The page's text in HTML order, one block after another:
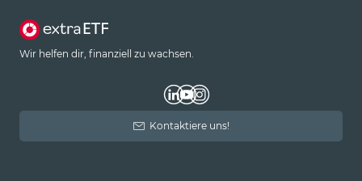
Wir helfen dir, finanziell zu wachsen.
Kontaktiere uns!